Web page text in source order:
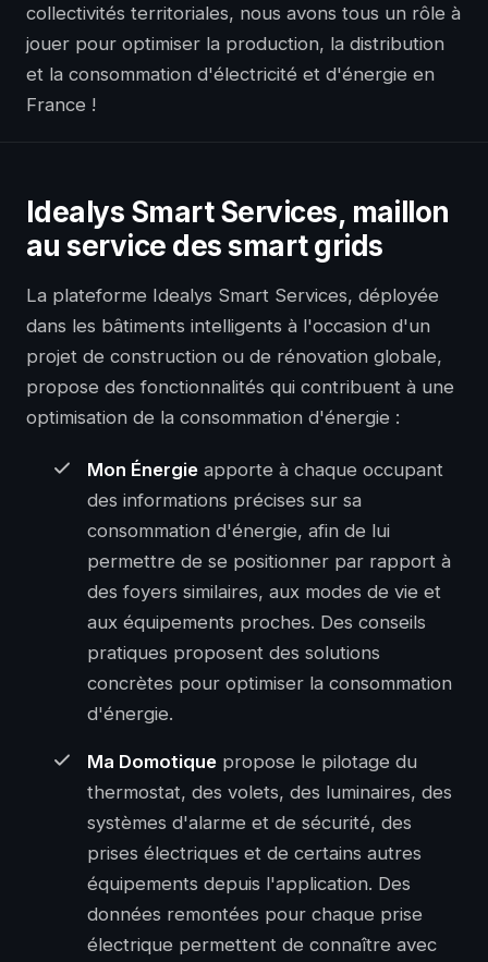
collectivités territoriales, nous avons tous un rôle à
jouer pour optimiser la production, la distribution
et la consommation d'électricité et d'énergie en
France !
Idealys Smart Services, maillon
au service des smart grids
La plateforme Idealys Smart Services, déployée
dans les bâtiments intelligents à l'occasion d'un
projet de construction ou de rénovation globale,
propose des fonctionnalités qui contribuent à une
optimisation de la consommation d'énergie :
Mon Énergie apporte à chaque occupant
des informations précises sur sa
consommation d'énergie, afin de lui
permettre de se positionner par rapport à
des foyers similaires, aux modes de vie et
aux équipements proches. Des conseils
pratiques proposent des solutions
concrètes pour optimiser la consommation
d'énergie.
Ma Domotique propose le pilotage du
thermostat, des volets, des luminaires, des
systèmes d'alarme et de sécurité, des
prises électriques et de certains autres
équipements depuis l'application. Des
données remontées pour chaque prise
électrique permettent de connaître avec